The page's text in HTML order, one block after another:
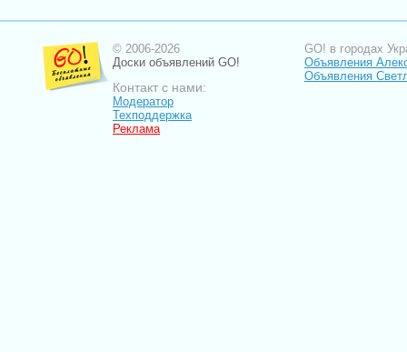
© 2006-2026
Доски объявлений GO!
Контакт с нами:
Модератор
Техподдержка
Реклама
GO! в городах
Объявления
Объявления